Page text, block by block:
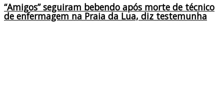
“Amigos” seguiram bebendo após morte de técnico
de enfermagem na Praia da Lua, diz testemunha